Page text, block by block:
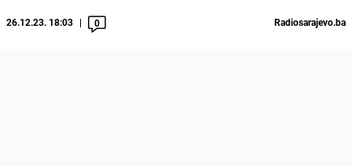
26.12.23. 18:03 0 Radiosarajevo.ba